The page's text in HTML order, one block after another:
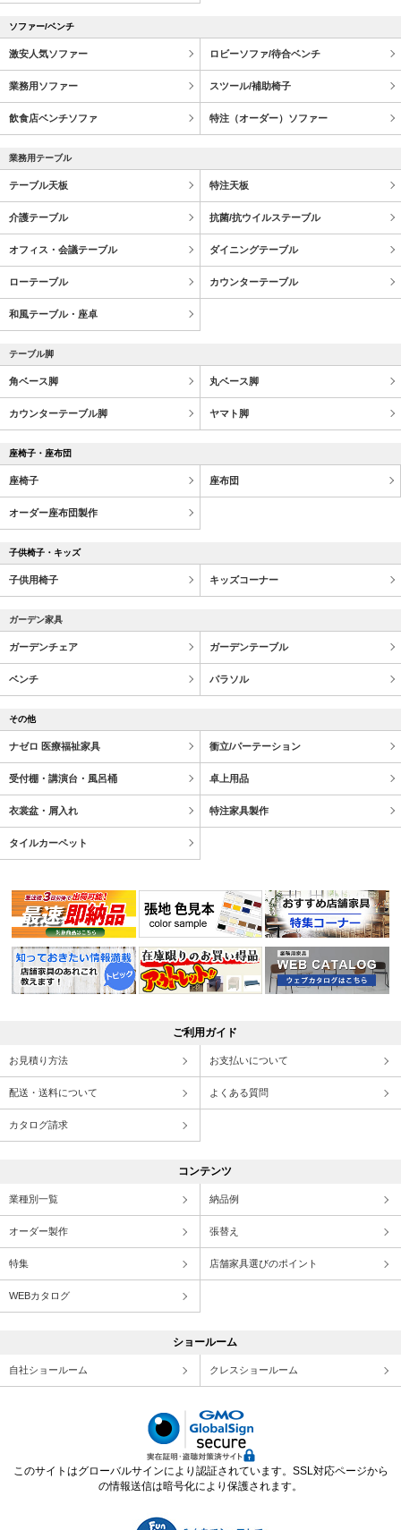
ソファー/ベンチ
激安人気ソファー ロビーソファ/待合ベンチ
業務用ソファー スツール/補助椅子
飲食店ベンチソファ 特注（オーダー）ソファー
業務用テーブル
テーブル天板 特注天板
介護テーブル 抗菌/抗ウイルステーブル
オフィス・会議テーブル ダイニングテーブル
ローテーブル カウンターテーブル
和風テーブル・座卓
テーブル脚
角ベース脚 丸ベース脚
カウンターテーブル脚 ヤマト脚
座椅子・座布団
座椅子 座布団
オーダー座布団製作
子供椅子・キッズ
子供用椅子 キッズコーナー
ガーデン家具
ガーデンチェア ガーデンテーブル
ベンチ パラソル
その他
ナゼロ 医療福祉家具 衝立/パーテーション
受付棚・講演台・風呂桶 卓上用品
衣裳盆・屑入れ 特注家具製作
タイルカーペット
ご利用ガイド
お見積り方法 お支払いについて
配送・送料について よくある質問
カタログ請求
コンテンツ
業種別一覧 納品例
オーダー製作 張替え
特集 店舗家具選びのポイント
WEBカタログ
ショールーム
自社ショールーム クレスショールーム
このサイトはグローバルサインにより認証されています。SSL対応ページから
の情報送信は暗号化により保護されます。